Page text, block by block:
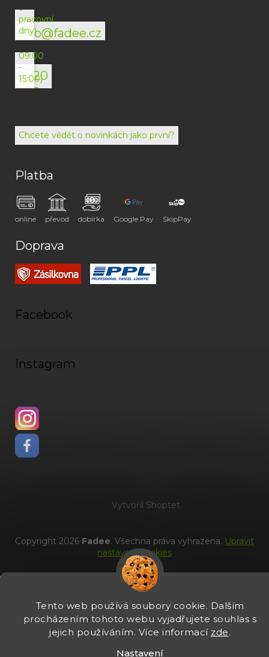
Tento web používá soubory cookie. Dalším
procházením tohoto webu vyjadřujete souhlas s
jejich používáním. Více informací zde.
Nastavení
info@fadee.cz
v
pracovní
dny)
+420
792
072
(Po-
09:00
-
15:00)
Chcete vědět o novinkách jako první?
Platba
online převod dobírka Google Pay SkipPay
Doprava
Facebook
Instagram
Vytvořil Shoptet
Copyright 2026 Fadee. Všechna práva vyhrazena. Upravit
nastavení cookies